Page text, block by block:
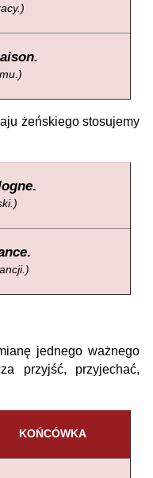
żeńskiego stosujemy
.
.
jednego ważnego
przyjść, przyjechać,
KOŃCÓWKA